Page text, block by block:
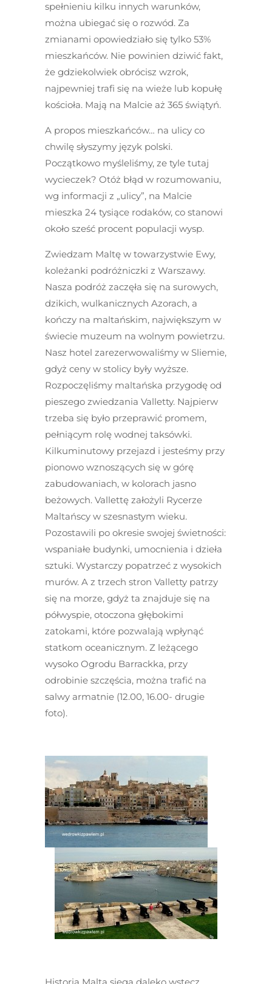
spełnieniu kilku innych warunków,
można ubiegać się o rozwód. Za
zmianami opowiedziało się tylko 53%
mieszkańców. Nie powinien dziwić fakt,
że gdziekolwiek obrócisz wzrok,
najpewniej trafi się na wieże lub kopułę
kościoła. Mają na Malcie aż 365 świątyń.
A propos mieszkańców… na ulicy co
chwilę słyszymy język polski.
Początkowo myśleliśmy, ze tyle tutaj
wycieczek? Otóż błąd w rozumowaniu,
wg informacji z „ulicy”, na Malcie
mieszka 24 tysiące rodaków, co stanowi
około sześć procent populacji wysp.
Zwiedzam Maltę w towarzystwie Ewy,
koleżanki podróżniczki z Warszawy.
Nasza podróż zaczęła się na surowych,
dzikich, wulkanicznych Azorach, a
kończy na maltańskim, największym w
świecie muzeum na wolnym powietrzu.
Nasz hotel zarezerwowaliśmy w Sliemie,
gdyż ceny w stolicy były wyższe.
Rozpoczęliśmy maltańska przygodę od
pieszego zwiedzania Valletty. Najpierw
trzeba się było przeprawić promem,
pełniącym rolę wodnej taksówki.
Kilkuminutowy przejazd i jesteśmy przy
pionowo wznoszących się w górę
zabudowaniach, w kolorach jasno
beżowych. Vallettę założyli Rycerze
Maltańscy w szesnastym wieku.
Pozostawili po okresie swojej świetności:
wspaniałe budynki, umocnienia i dzieła
sztuki. Wystarczy popatrzeć z wysokich
murów. A z trzech stron Valletty patrzy
się na morze, gdyż ta znajduje się na
półwyspie, otoczona głębokimi
zatokami, które pozwalają wpłynąć
statkom oceanicznym. Z leżącego
wysoko Ogrodu Barrackka, przy
odrobinie szczęścia, można trafić na
salwy armatnie (12.00, 16.00- drugie
foto).